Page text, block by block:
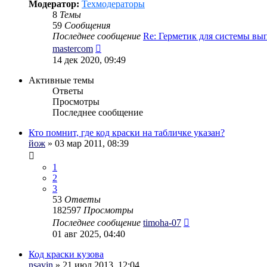
Модератор: Техмодераторы
8 Темы
59 Сообщения
Последнее сообщение Re: Герметик для системы
mastercom
к
14 дек 2020, 09:49
Активные темы
Ответы
Просмотры
Последнее сообщение
Кто помнит, где код краски на табличке указан?
йож » 03 мар 2011, 08:39
1
2
3
53 Ответы
182597 Просмотры
Последнее сообщение timoha-07
01 авг 2025, 04:40
Код краски кузова